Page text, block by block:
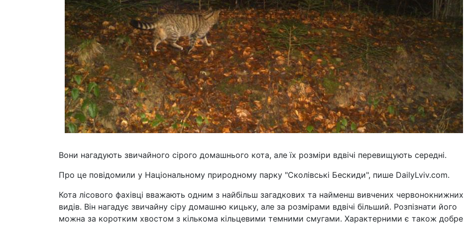
Вони нагадують звичайного сірого домашнього кота, але їх розміри вдвічі перевищують середні.
Про це повідомили у Національному природному парку "Сколівські Бескиди", пише DailyLviv.com.
Кота лісового фахівці вважають одним з найбільш загадкових та найменш вивчених червонокнижних
видів. Він нагадує звичайну сіру домашню кицьку, але за розмірами вдвічі більший. Розпізнати його
можна за коротким хвостом з кількома кільцевими темними смугами. Характерними є також добре